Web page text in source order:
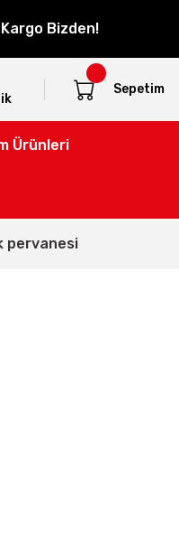
Kargo Bizden!
Sepetim
Ürünleri
pervanesi